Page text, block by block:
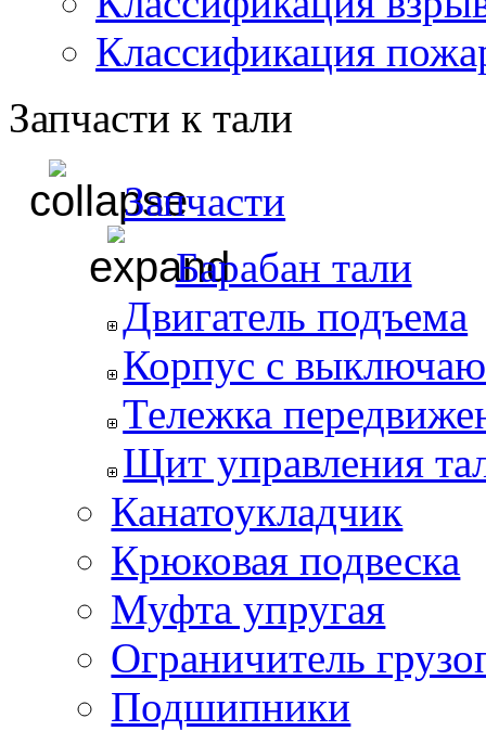
Классификация
Запчасти к тали
Запчасти
Барабан тали
Двигатель подъема
Корпус с
Тележка
Щит управления
Канатоукладчик
Крюковая подвеска
Муфта упругая
Ограничитель
Подшипники